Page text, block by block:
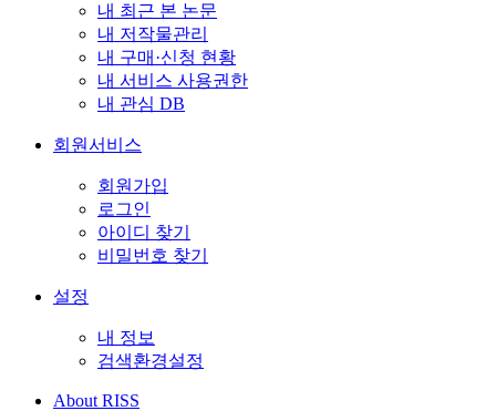
내 최근 본 논문
내 저작물관리
내 구매·신청 현황
내 서비스 사용권한
내 관심 DB
회원서비스
회원가입
로그인
아이디 찾기
비밀번호 찾기
설정
내 정보
검색환경설정
About RISS